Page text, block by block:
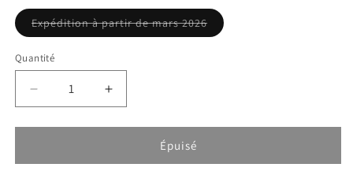
Expédition à partir de mars 2026Variante
épuisée
Quantité
Réduire
la
quantité
Dahlia
Augmenter
la
quantité
Dahlia
Épuisé